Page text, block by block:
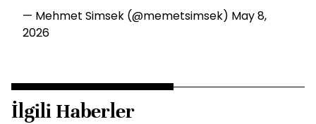
— Mehmet Simsek (@memetsimsek) May 8,
2026
İlgili Haberler